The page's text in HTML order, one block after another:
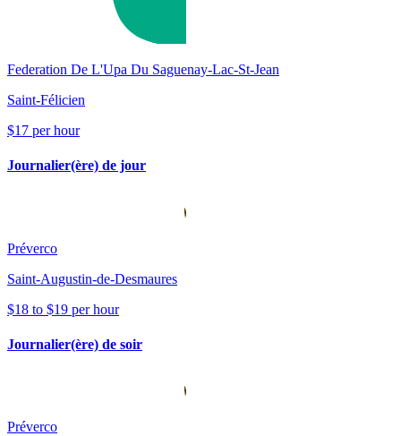
Federation De L'Upa Du Saguenay-Lac-St-Jean
Saint-Félicien
$17 per hour
Journalier(ère) de jour
Préverco
Saint-Augustin-de-Desmaures
$18 to $19 per hour
Journalier(ère) de soir
Préverco